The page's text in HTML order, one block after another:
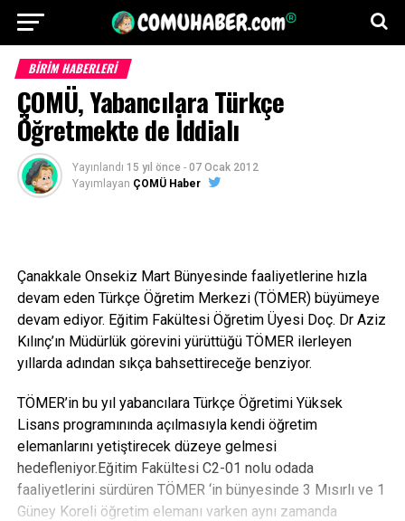
BİRİM HABERLERİ
ÇOMÜ, Yabancılara Türkçe
Öğretmekte de İddialı
Yayınlandı 15 yıl önce - 07 Ocak 2012
Yayımlayan ÇOMÜ Haber
Çanakkale Onsekiz Mart Bünyesinde faaliyetlerine hızla
devam eden Türkçe Öğretim Merkezi (TÖMER) büyümeye
devam ediyor. Eğitim Fakültesi Öğretim Üyesi Doç. Dr Aziz
Kılınç’ın Müdürlük görevini yürüttüğü TÖMER ilerleyen
yıllarda adından sıkça bahsettireceğe benziyor.
TÖMER’in bu yıl yabancılara Türkçe Öğretimi Yüksek
Lisans programınında açılmasıyla kendi öğretim
elemanlarını yetiştirecek düzeye gelmesi
hedefleniyor.Eğitim Fakültesi C2-01 nolu odada
faaliyetlerini sürdüren TÖMER ‘in bünyesinde 3 Mısırlı ve 1
Güney Koreli öğretim elemanı varken aynı zamanda